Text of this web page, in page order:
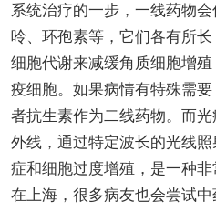
系统治疗的一步，一线药物
呤、环孢素等，它们各有所
细胞代谢来减缓角质细胞增
疫细胞。如果病情有特殊需
者抗生素作为二线药物。而
外线，通过特定波长的光线
症和细胞过度增殖，是一种非
在上海，很多病友也会尝试